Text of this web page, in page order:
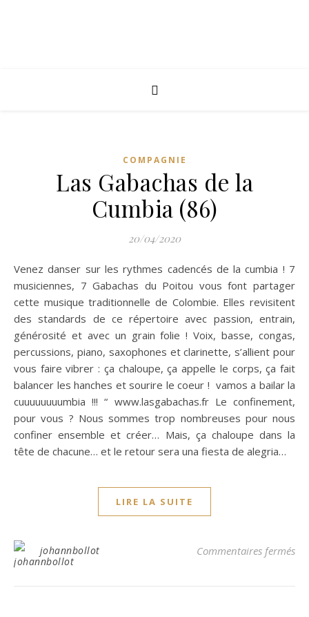
COMPAGNIE
Las Gabachas de la
Cumbia (86)
20/04/2020
Venez danser sur les rythmes cadencés de la cumbia ! 7
musiciennes, 7 Gabachas du Poitou vous font partager
cette musique traditionnelle de Colombie. Elles revisitent
des standards de ce répertoire avec passion, entrain,
générosité et avec un grain folie ! Voix, basse, congas,
percussions, piano, saxophones et clarinette, s’allient pour
vous faire vibrer : ça chaloupe, ça appelle le corps, ça fait
balancer les hanches et sourire le coeur ! vamos a bailar la
cuuuuuuuumbia !!! “ www.lasgabachas.fr Le confinement,
pour vous ? Nous sommes trop nombreuses pour nous
confiner ensemble et créer… Mais, ça chaloupe dans la
tête de chacune… et le retour sera una fiesta de alegria…
LIRE LA SUITE
johannbollot Commentaires fermés